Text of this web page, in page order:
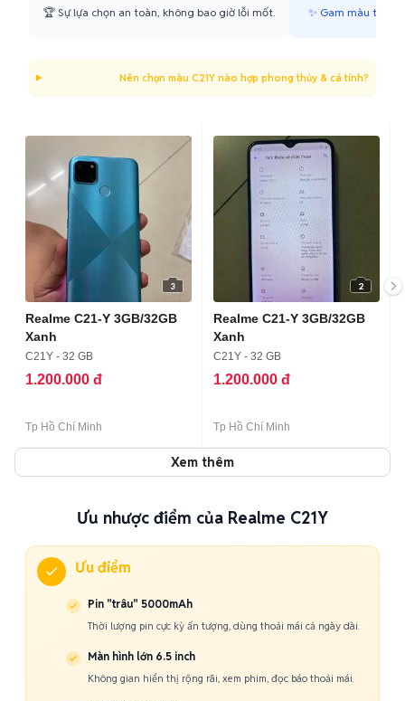
🏆 Sự lựa chọn an toàn, không bao giờ lỗi mốt. ✨ Gam màu tươi
Nên chọn màu C21Y nào hợp phong thủy & cá tính?
3
Realme C21-Y 3GB/32GB
Xanh
C21Y - 32 GB
1.200.000 đ
Tp Hồ Chí Minh
2
Realme C21-Y 3GB/32GB
Xanh
C21Y - 32 GB
1.200.000 đ
Tp Hồ Chí Minh
Xem thêm
Ưu nhược điểm của Realme C21Y
Ưu điểm
Pin "trâu" 5000mAh
Thời lượng pin cực kỳ ấn tượng, dùng thoải mái cả ngày dài.
Màn hình lớn 6.5 inch
Không gian hiển thị rộng rãi, xem phim, đọc báo thoải mái.